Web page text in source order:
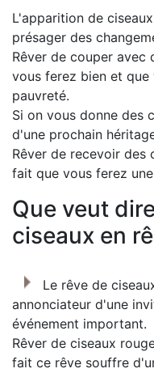
L'apparition de
présager des
Rêver de couper avec
vous ferez bien et que
pauvreté.
Si on vous donne des
d'une prochain
Rêver de recevoir des
fait que vous ferez
Que veut
ciseaux en
Le rêve de
annonciateur d'une
événement important.
Rêver de ciseaux
fait ce rêve souffre